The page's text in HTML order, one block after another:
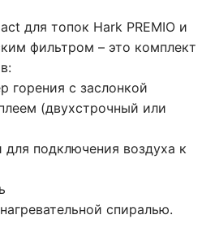
для топок Hark PREMIO и
фильтром – это комплект
горения с заслонкой
(двухстрочный или
для подключения воздуха к
спиралью.